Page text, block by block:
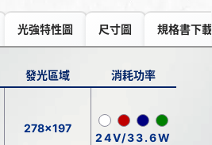
光強特性圖 尺寸圖 規格書下載
發光區域 消耗功率
278x197
24V/33.6W